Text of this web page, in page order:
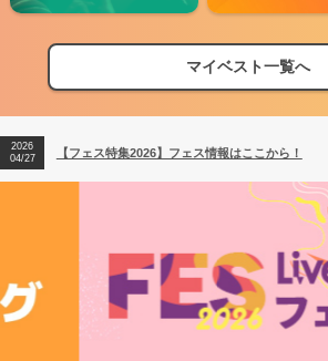
マイベスト一覧へ
【フェス特集2026】フェス情報はここから！
【ライブ動員ランキング】2026年上半期編発表！
2026
04/27
【フェス特集2026】フェス情報はここから！
2026
【ライブ動員ランキング】2026年上半期編発表！